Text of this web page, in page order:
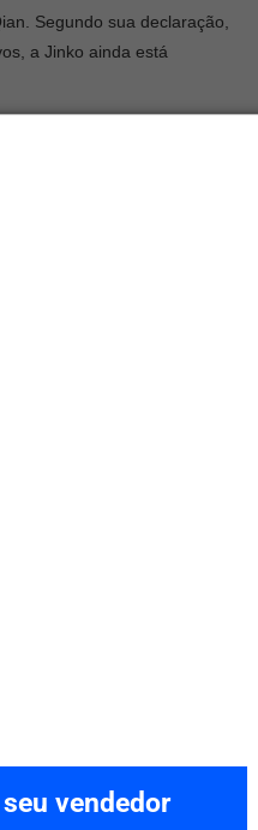
vendedor
Segundo sua declaração,
a Jinko ainda está
força sai da série Tiger Neo,
a marca em primeiro lugar nas
para desempenhar uma
em condições com
de painel, de até 23,23%, uma
abaixo de 0,29%/
N-Type utiliza células solares
Top Contact utiliza um
por causa de sua grande